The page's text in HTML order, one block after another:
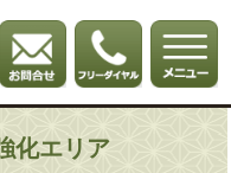
化エリア